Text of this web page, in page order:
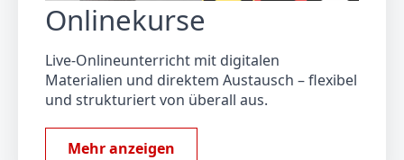
Onlinekurse
Live-Onlineunterricht mit digitalen
Materialien und direktem Austausch – flexibel
und strukturiert von überall aus.
Mehr anzeigen